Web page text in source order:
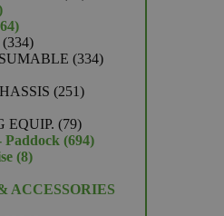
664
producten
334334
producten334334
251251
EQUIP. 7979
producten
Paddock 694694
88
ACCESSORIES